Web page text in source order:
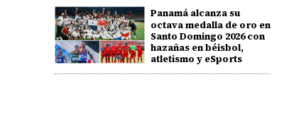
Panamá alcanza su
octava medalla de oro en
Santo Domingo 2026 con
hazañas en béisbol,
atletismo y eSports